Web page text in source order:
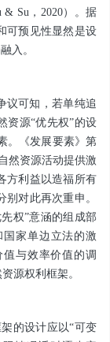
Su，2020）。据
可预见性显然是设
入。
议可知，若单纯追
资源“优先权”的设
。《发展要素》第
然资源活动提供激
方利益以造福所有
别对此再次重申。
权”意涵的组成部
家单边立法的激
与效率价值的调
源权利框架。
的设计应以“可变